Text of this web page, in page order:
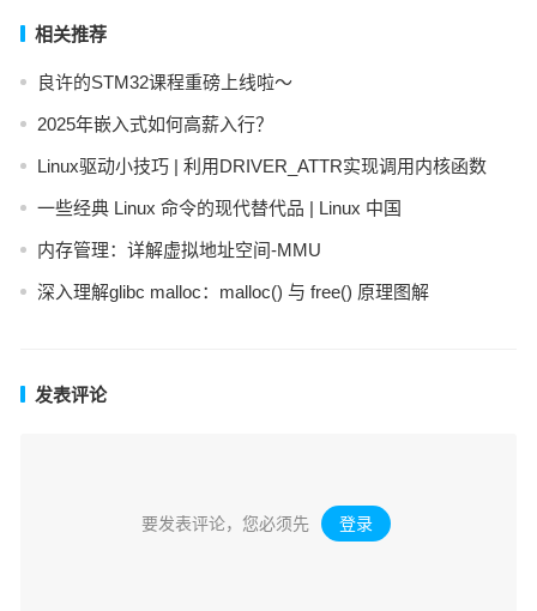
相关推荐
良许的STM32课程重磅上线啦～
2025年嵌入式如何高薪入行？
Linux驱动小技巧 | 利用DRIVER_ATTR实现调用内核函数
一些经典 Linux 命令的现代替代品 | Linux 中国
内存管理：详解虚拟地址空间-MMU
深入理解glibc malloc：malloc() 与 free() 原理图解
发表评论
要发表评论，您必须先 登录 。